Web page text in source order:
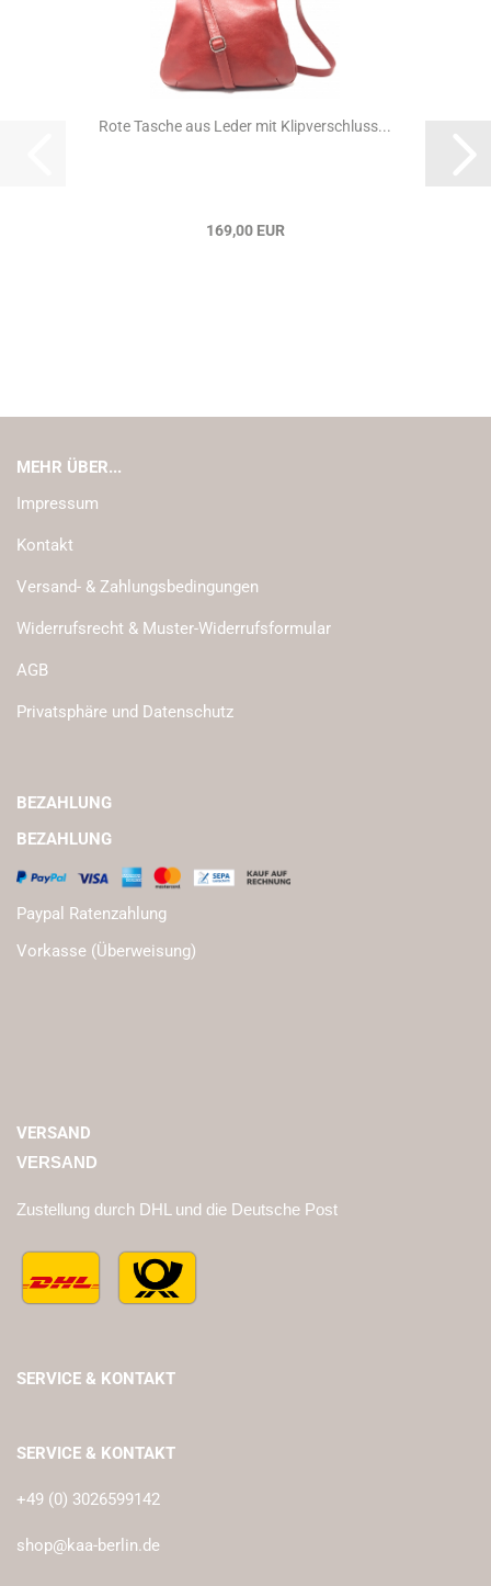
Rote Tasche aus Leder mit Klipverschluss...
169,00 EUR
MEHR ÜBER...
Impressum
Kontakt
Versand- & Zahlungsbedingungen
Widerrufsrecht & Muster-Widerrufsformular
AGB
Privatsphäre und Datenschutz
BEZAHLUNG
BEZAHLUNG
Paypal Ratenzahlung
Vorkasse (Überweisung)
VERSAND
VERSAND
Zustellung durch DHL und die Deutsche Post
SERVICE & KONTAKT
SERVICE & KONTAKT
+49 (0) 3026599142
shop@kaa-berlin.de